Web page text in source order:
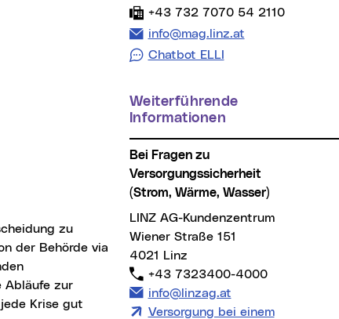
der Behörde via
Abläufe zur
Krise gut
Fax:
+43 732 7070 54 2110
E-Mail Adresse:
info@mag.linz.at
Chatbot ELLI
Weiterführende
Informationen
Bei Fragen zu
Versorgungssicherheit
(Strom, Wärme, Wasser)
LINZ AG-Kundenzentrum
Wiener Straße 151
4021 Linz
Telefon:
+43 7323400-4000
E-Mail Adresse:
info@linzag.at
Versorgung bei einem